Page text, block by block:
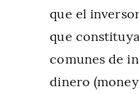
que el
que
comunes de
dinero